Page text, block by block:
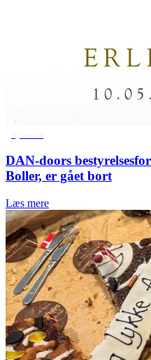
DAN-doors
Boller, er gået bort
Læs mere